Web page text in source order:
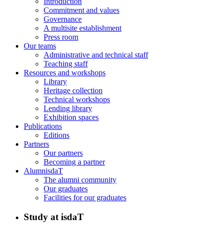
Commitment and values
Governance
A multisite establishment
Press room
Our teams
Administrative and technical staff
Teaching staff
Resources and workshops
Library
Heritage collection
Technical workshops
Lending library
Exhibition spaces
Publications
Editions
Partners
Our partners
Becoming a partner
AlumnisdaT
The alumni community
Our graduates
Facilities for our graduates
Study at isdaT